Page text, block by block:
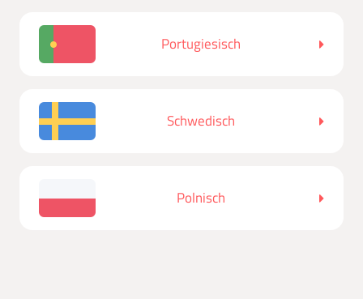
Portugiesisch
Schwedisch
Polnisch